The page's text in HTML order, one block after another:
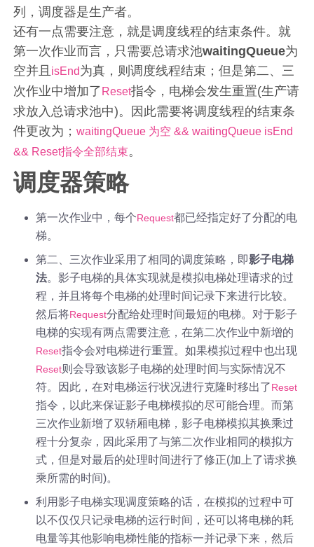
列，调度器是生产者。
还有一点需要注意，就是调度线程的结束条件。就
第一次作业而言，只需要总请求池waitingQueue为
空并且 isEnd为真，则调度线程结束；但是第二、三
次作业中增加了 Reset指令，电梯会发生重置(生产请
求放入总请求池中)。因此需要将调度线程的结束条
件更改为；waitingQueue 为空 && waitingQueue isEnd
&& Reset指令全部结束。
调度器策略
第一次作业中，每个Request都已经指定好了分配的电
梯。
第二、三次作业采用了相同的调度策略，即影子电梯
法。影子电梯的具体实现就是模拟电梯处理请求的过
程，并且将每个电梯的处理时间记录下来进行比较。
然后将Request分配给处理时间最短的电梯。对于影子
电梯的实现有两点需要注意，在第二次作业中新增的
Reset指令会对电梯进行重置。如果模拟过程中也出现
Reset则会导致该影子电梯的处理时间与实际情况不
符。因此，在对电梯运行状况进行克隆时移出了Reset
指令，以此来保证影子电梯模拟的尽可能合理。而第
三次作业新增了双轿厢电梯，影子电梯模拟其换乘过
程十分复杂，因此采用了与第二次作业相同的模拟方
式，但是对最后的处理时间进行了修正(加上了请求换
乘所需的时间)。
利用影子电梯实现调度策略的话，在模拟的过程中可
以不仅仅只记录电梯的运行时间，还可以将电梯的耗
电量等其他影响电梯性能的指标一并记录下来，然后